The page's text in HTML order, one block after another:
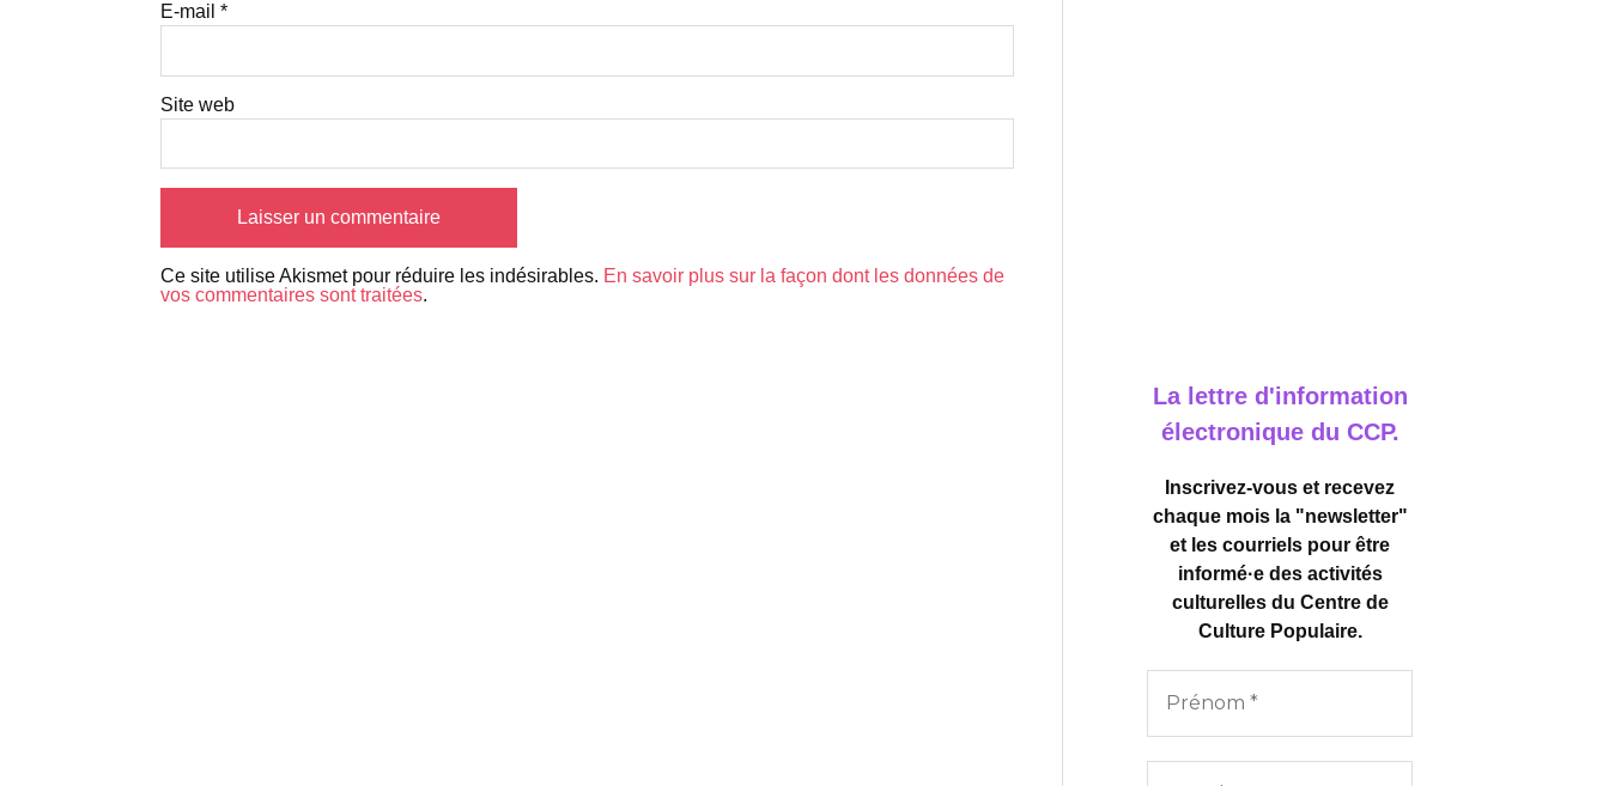
E-mail *
Site web
Ce site utilise Akismet pour réduire les indésirables. En savoir plus sur la façon dont les données de
vos commentaires sont traitées.
La lettre d'information
électronique du CCP.
Inscrivez-vous et recevez
chaque mois la "newsletter"
et les courriels pour être
informé·e des activités
culturelles du Centre de
Culture Populaire.